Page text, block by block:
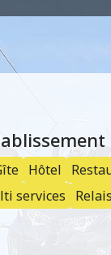
Hôtel
services